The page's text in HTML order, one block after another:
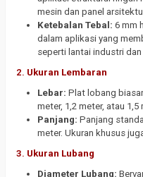
mesin dan panel
Ketebalan Tebal: 6 mm
dalam aplikasi yang
seperti lantai industri dan
2. Ukuran Lembaran
Lebar: Plat lobang
meter, 1,2 meter, atau 1,5
Panjang: Panjang
meter. Ukuran khusus
3. Ukuran Lubang
Diameter Lubang: